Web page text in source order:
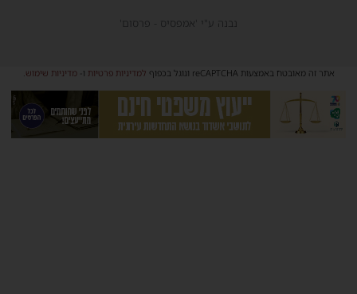
נבנה ע"י 'אמפסיס - פרסום'
אתר זה מאובטח באמצעות reCAPTCHA וגוגל בכפוף למדיניות פרטיותו-מדיניות שימוש.